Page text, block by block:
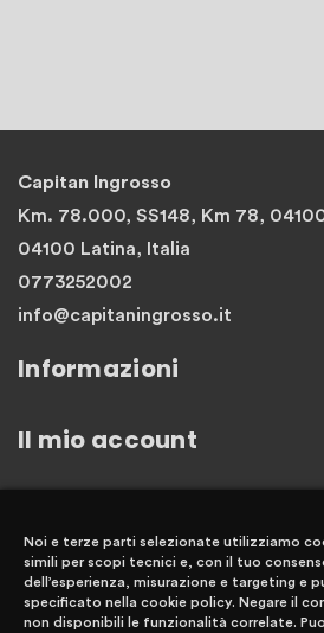
Capitan Ingrosso
Km. 78.000, SS148, Km 78,
04100 Latina, Italia
0773252002
info@capitaningrosso.it
Informazioni
Il mio account
Noi e terze parti selezionate utilizziamo
simili per scopi tecnici e, con il tuo
dell’esperienza, misurazione e targeting e
specificato nella cookie policy. Negare il
non disponibili le funzionalità correlate.